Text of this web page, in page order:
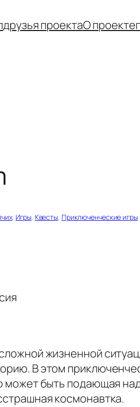
друзья проектаО проекте
, Игры, Квесты, Приключенческие игры
жизненной
В этом
может быть подающая
космонавтка.